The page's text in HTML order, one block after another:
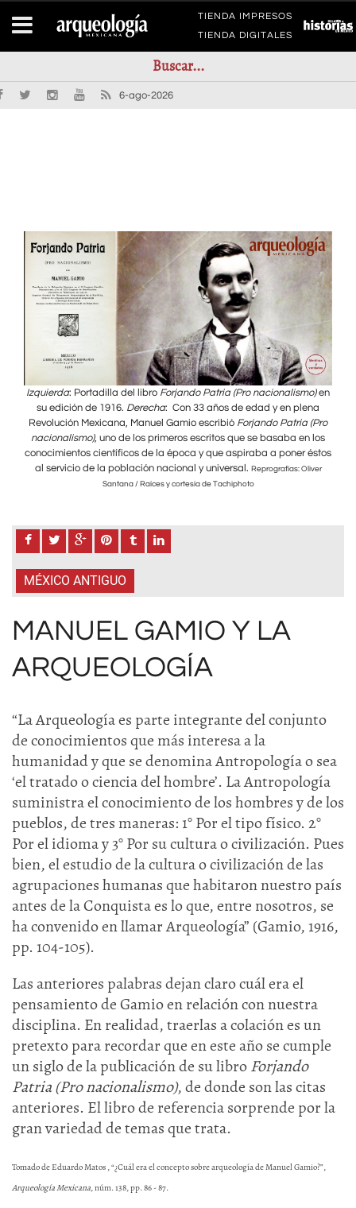
TIENDA IMPRESOS
TIENDA DIGITALES
6-ago-2026
Izquierda: Portadilla del libro Forjando Patria (Pro nacionalismo)en
su edición de 1916. Derecha: Con 33 años de edad y en plena
Revolución Mexicana, Manuel Gamio escribió Forjando Patria (Pro
nacionalismo), uno de los primeros escritos que se basaba en los
conocimientos científicos de la época y que aspiraba a poner éstos
al servicio de la población nacional y universal. Reprografías: Oliver
Santana / Raíces y cortesía de Tachiphoto
MÉXICO ANTIGUO
MANUEL GAMIO Y LA
ARQUEOLOGÍA
“La Arqueología es parte integrante del conjunto
de conocimientos que más interesa a la
humanidad y que se denomina Antropología o sea
‘el tratado o ciencia del hombre’. La Antropología
suministra el conocimiento de los hombres y de los
pueblos, de tres maneras: 1° Por el tipo físico. 2°
Por el idioma y 3° Por su cultura o civilización. Pues
bien, el estudio de la cultura o civilización de las
agrupaciones humanas que habitaron nuestro país
antes de la Conquista es lo que, entre nosotros, se
ha convenido en llamar Arqueología” (Gamio, 1916,
pp. 104-105).
Las anteriores palabras dejan claro cuál era el
pensamiento de Gamio en relación con nuestra
disciplina. En realidad, traerlas a colación es un
pretexto para recordar que en este año se cumple
un siglo de la publicación de su libroForjando
Patria (Pro nacionalismo), de donde son las citas
anteriores. El libro de referencia sorprende por la
gran variedad de temas que trata.
Tomado de Eduardo Matos , “¿Cuál era el concepto sobre arqueología de Manuel Gamio?”,
Arqueología Mexicana, núm. 138, pp. 86 - 87.